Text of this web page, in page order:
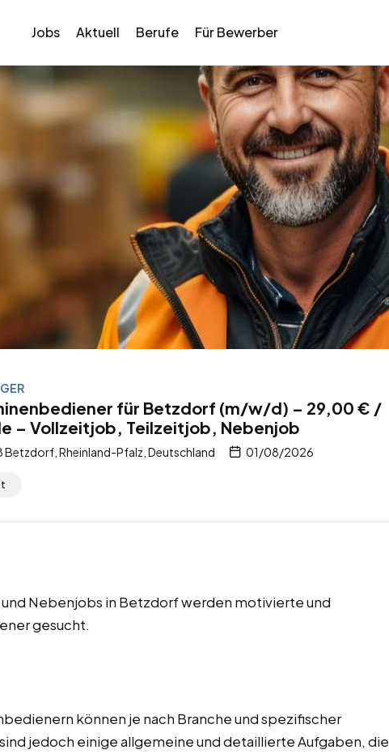
Jobs Aktuell Berufe Für Bewerber
für Betzdorf (m/w/d) – 29,00 € /
– Vollzeitjob, Teilzeitjob, Nebenjob
Betzdorf, Rheinland-Pfalz, Deutschland 01/08/2026
Nebenjobs in Betzdorf werden motivierte und
gesucht.
können je nach Branche und spezifischer
jedoch einige allgemeine und detaillierte Aufgaben, die